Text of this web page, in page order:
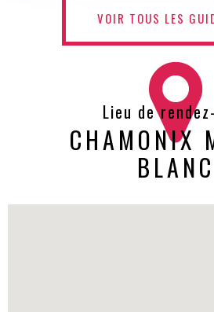
VOIR TOUS LES
Lieu de
CHAMONIX
BLANC